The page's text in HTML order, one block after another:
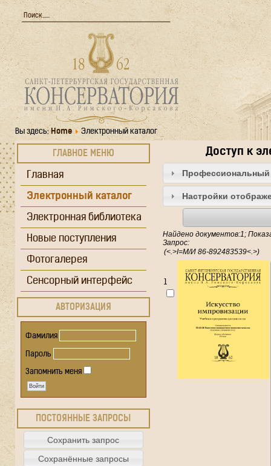
Вы здесь:Home Электронный каталог
ГЛАВНОЕ МЕНЮ
Главная
Электронный каталог
Электронная библиотека
Новые поступления
Фотогалерея
Сенсорный интерфейс
АВТОРИЗАЦИЯ
Фамилия
Пароль
Запомнить меня
ПОСТОЯННЫЕ ЗАПРОСЫ
Доступ к
Профессиональный
Настройки
Найдено документов:1;
Запрос:
1